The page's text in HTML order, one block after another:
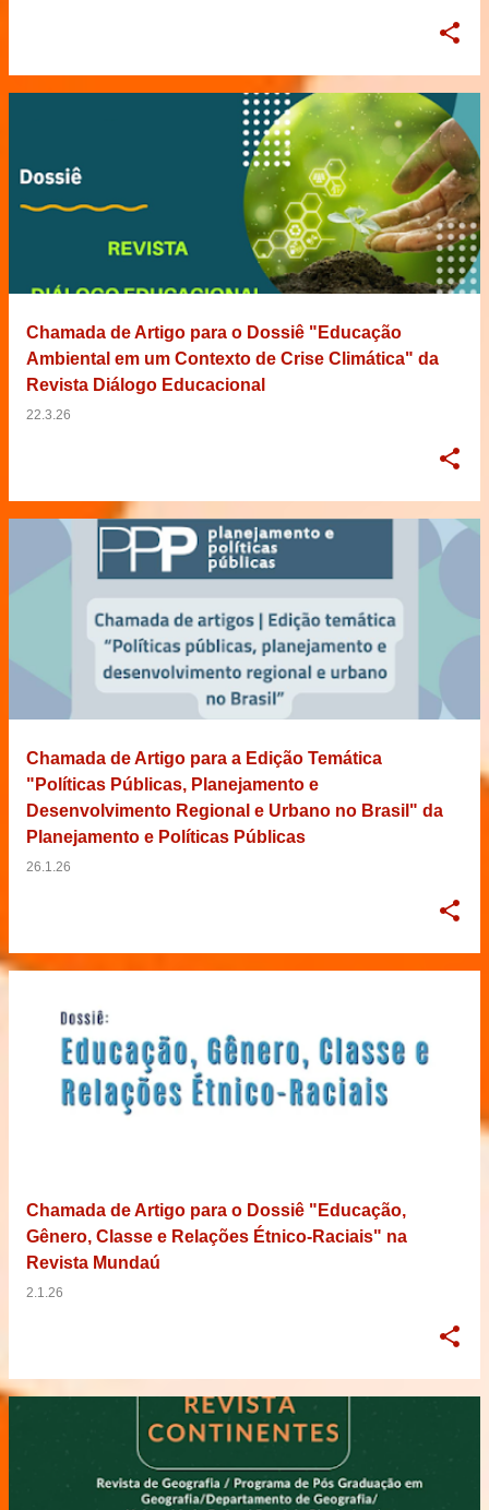
Chamada de Artigo para o Dossiê "Educação
Ambiental em um Contexto de Crise Climática" da
Revista Diálogo Educacional
22.3.26
Chamada de Artigo para a Edição Temática
"Políticas Públicas, Planejamento e
Desenvolvimento Regional e Urbano no Brasil" da
Planejamento e Políticas Públicas
26.1.26
Chamada de Artigo para o Dossiê "Educação,
Gênero, Classe e Relações Étnico-Raciais" na
Revista Mundaú
2.1.26